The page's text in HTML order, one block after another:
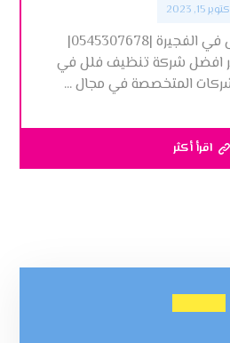
15, 2023
شركة تنظيف فلل في الفجيرة |0545307678|
افضل شركة تنظيف فلل في
المتخصصة في مجال ...
اقرأ أكثر